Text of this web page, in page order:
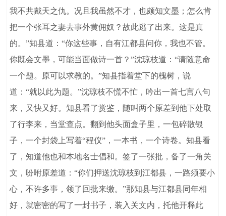
我不共戴天之仇。况且我虽然不才，也颇知文墨；怎么肯
把一个张耳之妻去事外黄佣奴？故此逃了出来。这是真
的。”知县道：“你这些事，自有江都县问你，我也不管。
你既会文墨，可能当面做诗一首？”沈琼枝道：“请随意命
一个题。原可以求教的。”知县指着堂下的槐树，说
道：“就以此为题。”沈琼枝不慌不忙，吟出一首七言八句
来，又快又好。知县看了赏鉴，随叫两个原差到他下处取
了行李来，当堂查点。翻到他头面盒子里，一包碎散银
子，一个封袋上写着“程仪”，一本书，一个诗卷。知县看
了，知道他也和本地名士倡和。签了一张批，备了一角关
文，吩咐原差道：“你们押送沈琼枝到江都县，一路须要小
心，不许多事，领了回批来缴。”那知县与江都县同年相
好，就密密的写了一封书子，装入关文内，托他开释此